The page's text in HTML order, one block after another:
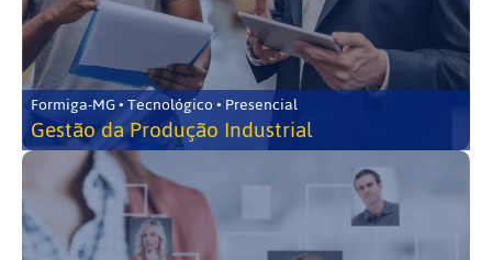
Formiga-MG • Tecnológico • Presencial
Gestão da Produção Industrial